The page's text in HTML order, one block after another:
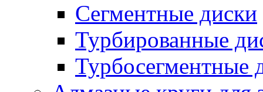
Сегментные диски
Турбированные
Турбосегментные